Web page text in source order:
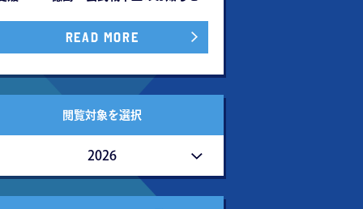
READ MORE
閲覧対象を選択
2026